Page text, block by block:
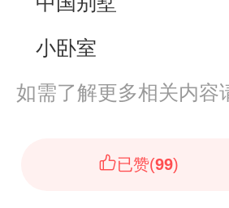
小卧室
如需了解更多相关内容
已赞(99)